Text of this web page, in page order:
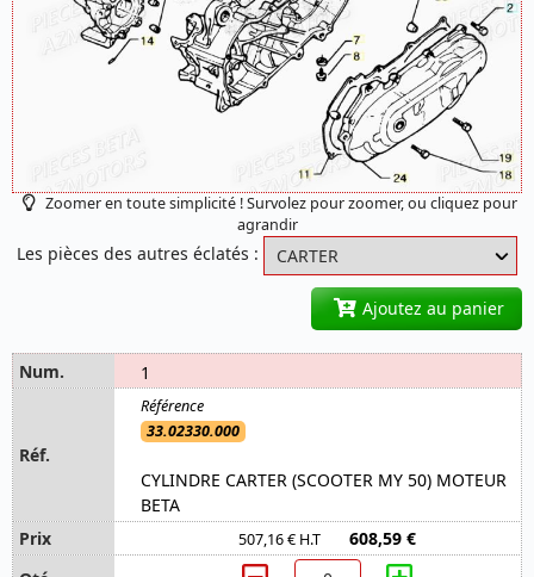
Zoomer en toute simplicité ! Survolez pour zoomer, ou cliquez pour
agrandir
Les pièces des autres éclatés :
Ajoutez au panier
1
33.02330.000
CYLINDRE CARTER (SCOOTER MY 50) MOTEUR
BETA
507,16 € H.T 608,59 €